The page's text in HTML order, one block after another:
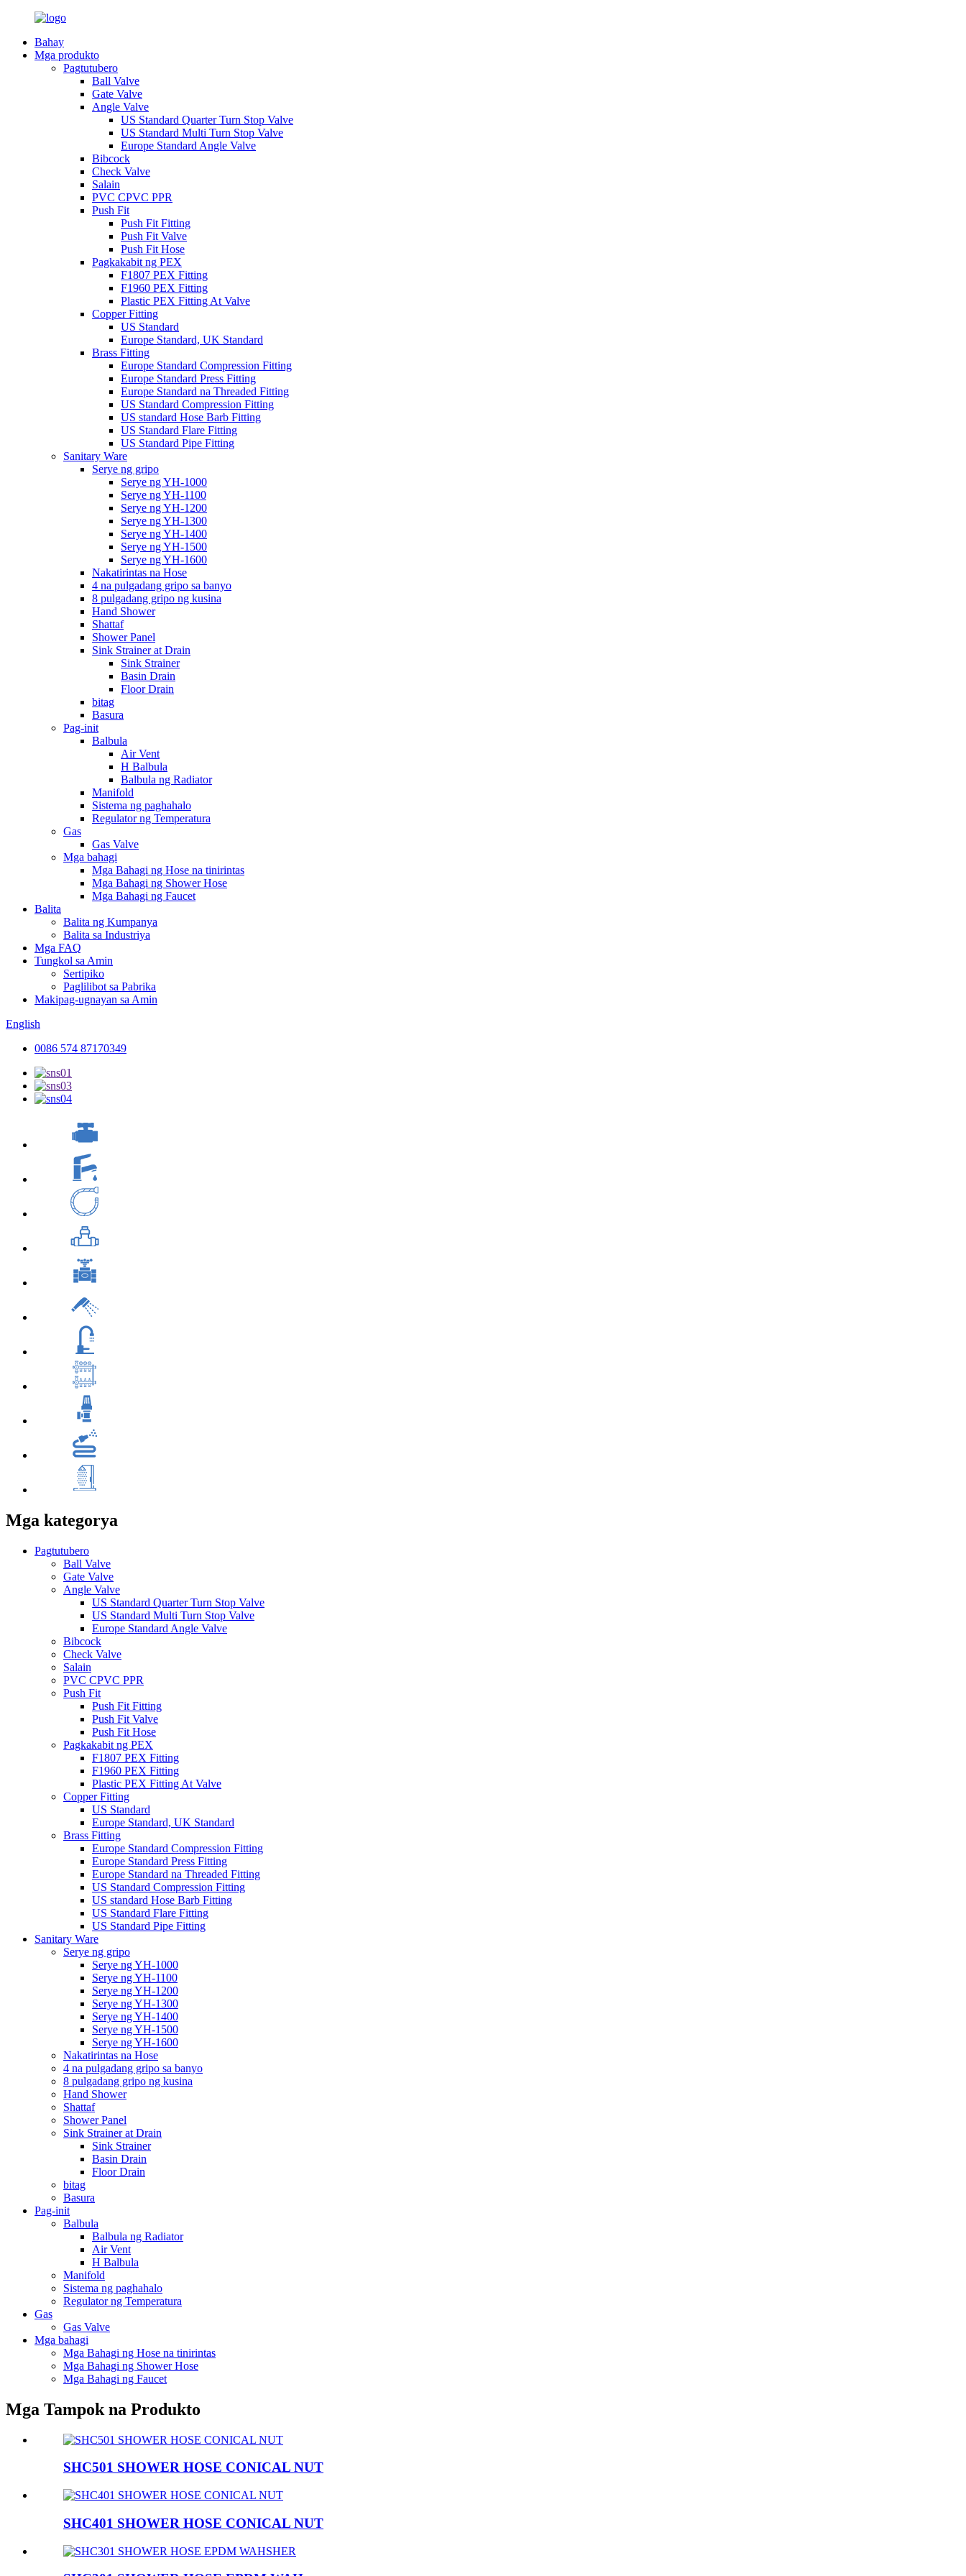
Bahay
Mga produkto
Pagtutubero
Ball Valve
Gate Valve
Angle Valve
US Standard Quarter Turn Stop Valve
US Standard Multi Turn Stop Valve
Europe Standard Angle Valve
Bibcock
Check Valve
Salain
PVC CPVC PPR
Push Fit
Push Fit Fitting
Push Fit Valve
Push Fit Hose
Pagkakabit ng PEX
F1807 PEX Fitting
F1960 PEX Fitting
Plastic PEX Fitting At Valve
Copper Fitting
US Standard
Europe Standard, UK Standard
Brass Fitting
Europe Standard Compression Fitting
Europe Standard Press Fitting
Europe Standard na Threaded Fitting
US Standard Compression Fitting
US standard Hose Barb Fitting
US Standard Flare Fitting
US Standard Pipe Fitting
Sanitary Ware
Serye ng gripo
Serye ng YH-1000
Serye ng YH-1100
Serye ng YH-1200
Serye ng YH-1300
Serye ng YH-1400
Serye ng YH-1500
Serye ng YH-1600
Nakatirintas na Hose
4 na pulgadang gripo sa banyo
8 pulgadang gripo ng kusina
Hand Shower
Shattaf
Shower Panel
Sink Strainer at Drain
Sink Strainer
Basin Drain
Floor Drain
bitag
Basura
Pag-init
Balbula
Air Vent
H Balbula
Balbula ng Radiator
Manifold
Sistema ng paghahalo
Regulator ng Temperatura
Gas
Gas Valve
Mga bahagi
Mga Bahagi ng Hose na tinirintas
Mga Bahagi ng Shower Hose
Mga Bahagi ng Faucet
Balita
Balita ng Kumpanya
Balita sa Industriya
Mga FAQ
Tungkol sa Amin
Sertipiko
Paglilibot sa Pabrika
Makipag-ugnayan sa Amin
English
0086 574 87170349
Mga kategorya
Pagtutubero
Ball Valve
Gate Valve
Angle Valve
US Standard Quarter Turn Stop Valve
US Standard Multi Turn Stop Valve
Europe Standard Angle Valve
Bibcock
Check Valve
Salain
PVC CPVC PPR
Push Fit
Push Fit Fitting
Push Fit Valve
Push Fit Hose
Pagkakabit ng PEX
F1807 PEX Fitting
F1960 PEX Fitting
Plastic PEX Fitting At Valve
Copper Fitting
US Standard
Europe Standard, UK Standard
Brass Fitting
Europe Standard Compression Fitting
Europe Standard Press Fitting
Europe Standard na Threaded Fitting
US Standard Compression Fitting
US standard Hose Barb Fitting
US Standard Flare Fitting
US Standard Pipe Fitting
Sanitary Ware
Serye ng gripo
Serye ng YH-1000
Serye ng YH-1100
Serye ng YH-1200
Serye ng YH-1300
Serye ng YH-1400
Serye ng YH-1500
Serye ng YH-1600
Nakatirintas na Hose
4 na pulgadang gripo sa banyo
8 pulgadang gripo ng kusina
Hand Shower
Shattaf
Shower Panel
Sink Strainer at Drain
Sink Strainer
Basin Drain
Floor Drain
bitag
Basura
Pag-init
Balbula
Balbula ng Radiator
Air Vent
H Balbula
Manifold
Sistema ng paghahalo
Regulator ng Temperatura
Gas
Gas Valve
Mga bahagi
Mga Bahagi ng Hose na tinirintas
Mga Bahagi ng Shower Hose
Mga Bahagi ng Faucet
Mga Tampok na Produkto
SHC501 SHOWER HOSE CONICAL NUT
SHC401 SHOWER HOSE CONICAL NUT